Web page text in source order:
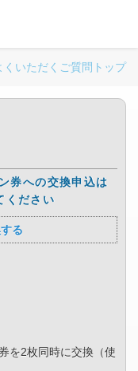
くいただくご質問トップ
券への交換申込は
ください
る
を2枚同時に交換（使